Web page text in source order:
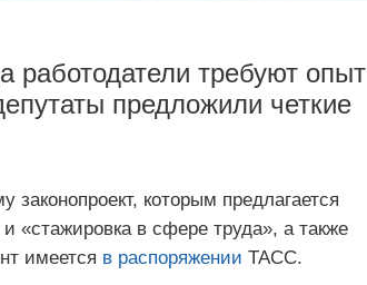
работодатели требуют опыт
предложили четкие
законопроект, которым предлагается
«стажировка в сфере труда», а также
имеется в распоряжении ТАСС.